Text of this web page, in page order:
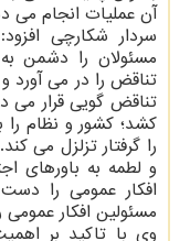
آن عملیات انجام می
سردار شکارچی
مسئولان را دشمن
تناقض را در می آورد
تناقض گویی قرار می
کشد؛ کشور و نظام
را گرفتار تزلزل می
و لطمه به باورهای
افکار عمومی را
مسئولین افکار
وی با تاکید بر